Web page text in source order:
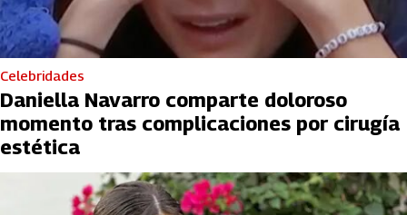
Celebridades
Daniella Navarro comparte doloroso
momento tras complicaciones por cirugía
estética